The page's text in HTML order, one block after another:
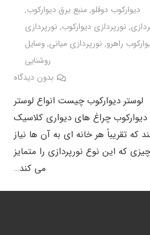
دیوارکوب دوقلو, منبع برق دیوارکوب,
, نورپردازی دیوارکوب, نورپردازی
راهرو, نورپردازی میانی,وسایل
روشنایی
بدون دیدگاه
لوستر دیوارکوب چیست انواع لوستر
دیوارکوب چراغ های دیواری کلاسیک
که تقریباً هر خانه ای به آن ها نیاز
که این نوع نورپردازی را متمایز
می کند…